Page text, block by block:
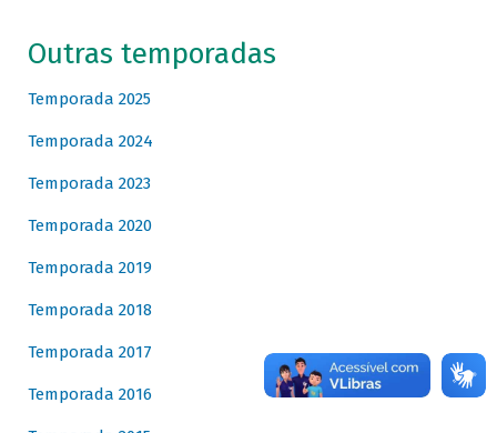
Outras temporadas
Temporada 2025
Temporada 2024
Temporada 2023
Temporada 2020
Temporada 2019
Temporada 2018
Temporada 2017
Temporada 2016